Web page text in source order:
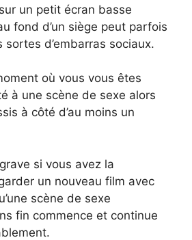
un petit écran basse
fond d’un siège peut parfois
d’embarras sociaux.
où vous vous êtes
à une scène de sexe alors
à côté d’au moins un
si vous avez la
un nouveau film avec
scène de sexe
fin commence et continue